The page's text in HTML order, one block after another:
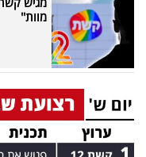
מוות''